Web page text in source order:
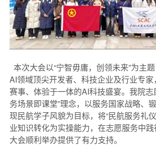
本次大会以“宁智毋庸，创领未来”为主
AI领域顶尖开发者、科技企业及行业专家
赛事、体验于一体的AI科技盛宴。我院志
务场景即课堂”理念，以服务国家战略、
现民航学子风貌为目标，将“民航服务礼仪
业知识转化为实操能力，在志愿服务中
大会顺利举办提供了有力支持。